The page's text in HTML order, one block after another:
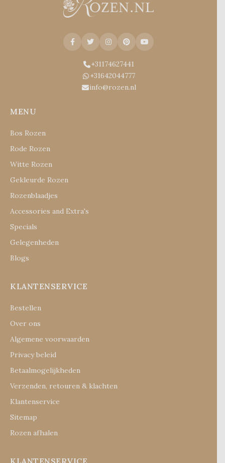
+31174627441
+31642044777
info@rozen.nl
MENU
Bos Rozen
Rode Rozen
Witte Rozen
Gekleurde Rozen
Rozenblaadjes
Accessories and Extra's
Specials
Gelegenheden
Blogs
KLANTENSERVICE
Bestellen
Over ons
Algemene voorwaarden
Privacy beleid
Betaalmogelijkheden
Verzenden, retouren & klachten
Klantenservice
Sitemap
Rozen afhalen
KLANTENSERVICE